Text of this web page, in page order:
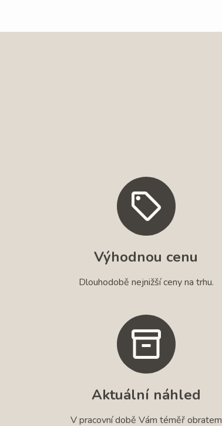
Výhodnou cenu
Dlouhodobě nejnižší ceny na trhu.
Aktuální náhled
V pracovní době Vám téměř obratem